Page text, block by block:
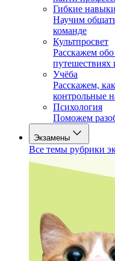
Гибкие навыки
Научим
команде
Культпросвет
Расскажем
путешествиях
Учёба
Расскажем,
контрольные
Психология
Поможем
Экзамены
Все темы рубрики